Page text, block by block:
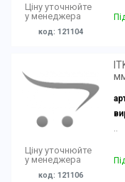
Ціну уточнюйте
у менеджера
код: 121104
Ціну уточнюйте
у менеджера
код: 121106
..